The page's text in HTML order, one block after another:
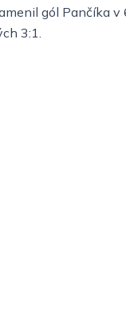
gól Pančíka
3:1.